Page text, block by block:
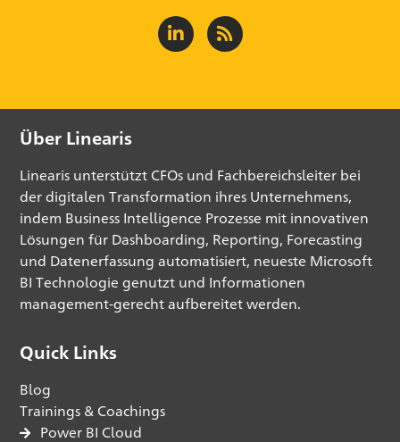
Über Linearis
Linearis unterstützt CFOs und Fachbereichsleiter bei
der digitalen Transformation ihres Unternehmens,
indem Business Intelligence Prozesse mit innovativen
Lösungen für Dashboarding, Reporting, Forecasting
und Datenerfassung automatisiert, neueste Microsoft
BI Technologie genutzt und Informationen
management-gerecht aufbereitet werden.
Quick Links
Blog
Trainings & Coachings
Power BI Cloud